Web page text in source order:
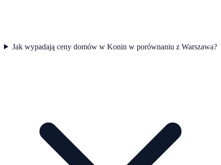
Jak wypadają ceny domów w Konin w porównaniu z Warszawa?